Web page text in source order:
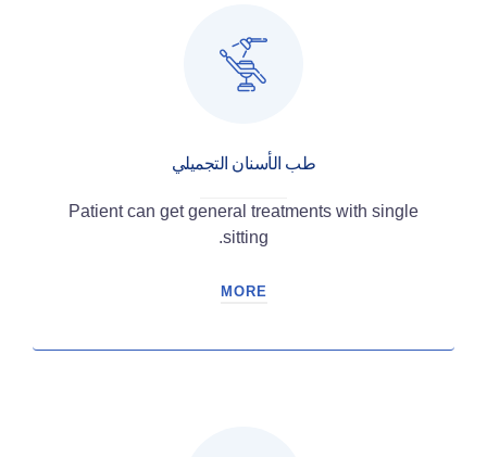
طب الأسنان التجميلي
Patient can get general treatments with single
sitting.
MORE